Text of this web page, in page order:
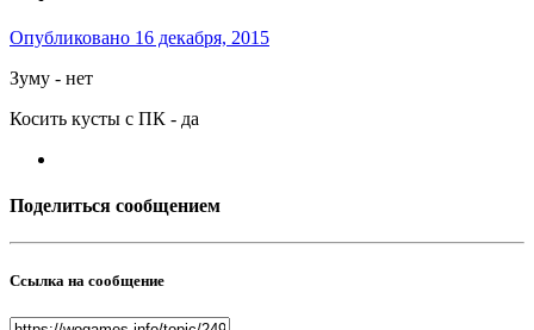
Опубликовано 16 декабря, 2015
Зуму - нет
Косить кусты с ПК - да
Поделиться сообщением
Ссылка на сообщение